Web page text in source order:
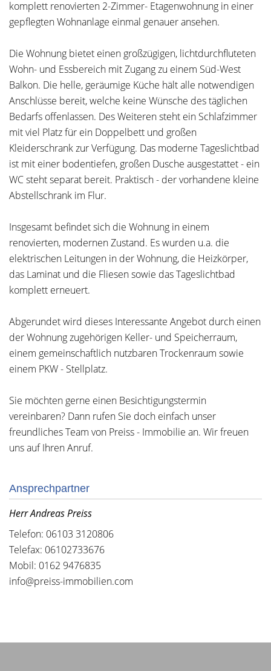
komplett renovierten 2-Zimmer- Etagenwohnung in einer
gepflegten Wohnanlage einmal genauer ansehen.
Die Wohnung bietet einen großzügigen, lichtdurchfluteten
Wohn- und Essbereich mit Zugang zu einem Süd-West
Balkon. Die helle, geräumige Küche hält alle notwendigen
Anschlüsse bereit, welche keine Wünsche des täglichen
Bedarfs offenlassen. Des Weiteren steht ein Schlafzimmer
mit viel Platz für ein Doppelbett und großen
Kleiderschrank zur Verfügung. Das moderne Tageslichtbad
ist mit einer bodentiefen, großen Dusche ausgestattet - ein
WC steht separat bereit. Praktisch - der vorhandene kleine
Abstellschrank im Flur.
Insgesamt befindet sich die Wohnung in einem
renovierten, modernen Zustand. Es wurden u.a. die
elektrischen Leitungen in der Wohnung, die Heizkörper,
das Laminat und die Fliesen sowie das Tageslichtbad
komplett erneuert.
Abgerundet wird dieses Interessante Angebot durch einen
der Wohnung zugehörigen Keller- und Speicherraum,
einem gemeinschaftlich nutzbaren Trockenraum sowie
einem PKW - Stellplatz.
Sie möchten gerne einen Besichtigungstermin
vereinbaren? Dann rufen Sie doch einfach unser
freundliches Team von Preiss - Immobilie an. Wir freuen
uns auf Ihren Anruf.
Ansprechpartner
Herr Andreas Preiss
Telefon: 06103 3120806
Telefax: 06102733676
Mobil: 0162 9476835
info@preiss-immobilien.com